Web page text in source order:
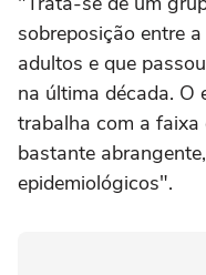
sobreposição entre
adultos e que
na última década. O
trabalha com a
bastante
epidemiológicos".